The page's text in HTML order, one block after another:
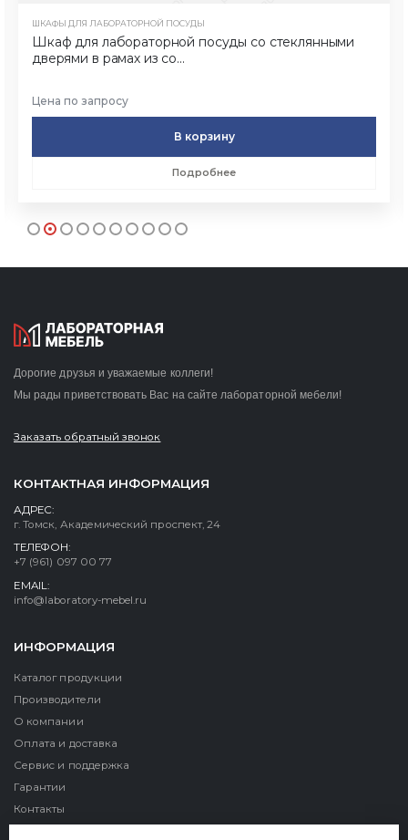
ШКАФЫ ДЛЯ ЛАБОРАТОРНОЙ ПОСУДЫ
Шкаф для лабораторной посуды со стеклянными
дверями в рамах из со...
Цена по запросу
В корзину
Подробнее
Дорогие друзья и уважаемые коллеги!
Мы рады приветствовать Вас на сайте лабораторной мебели!
Заказать обратный звонок
КОНТАКТНАЯ ИНФОРМАЦИЯ
АДРЕС:
г. Томск, Академический проспект, 24
ТЕЛЕФОН:
+7 (961) 097 00 77
EMAIL:
info@laboratory-mebel.ru
ИНФОРМАЦИЯ
Каталог продукции
Производители
О компании
Оплата и доставка
Сервис и поддержка
Гарантии
Контакты